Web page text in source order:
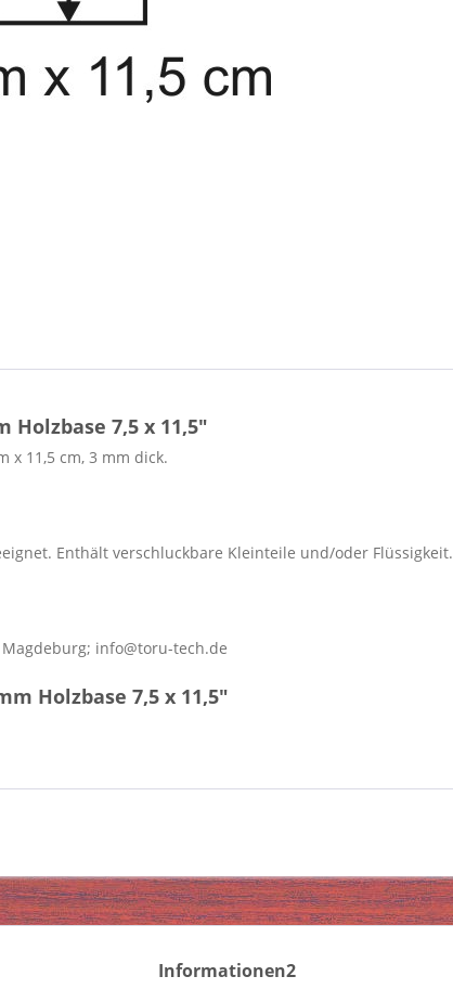
7,5 x 11,5"
x 11,5 cm, 3 mm dick.
Enthält verschluckbare Kleinteile und/oder Flüssigkeit.
info@toru-tech.de
Holzbase 7,5 x 11,5"
Informationen2